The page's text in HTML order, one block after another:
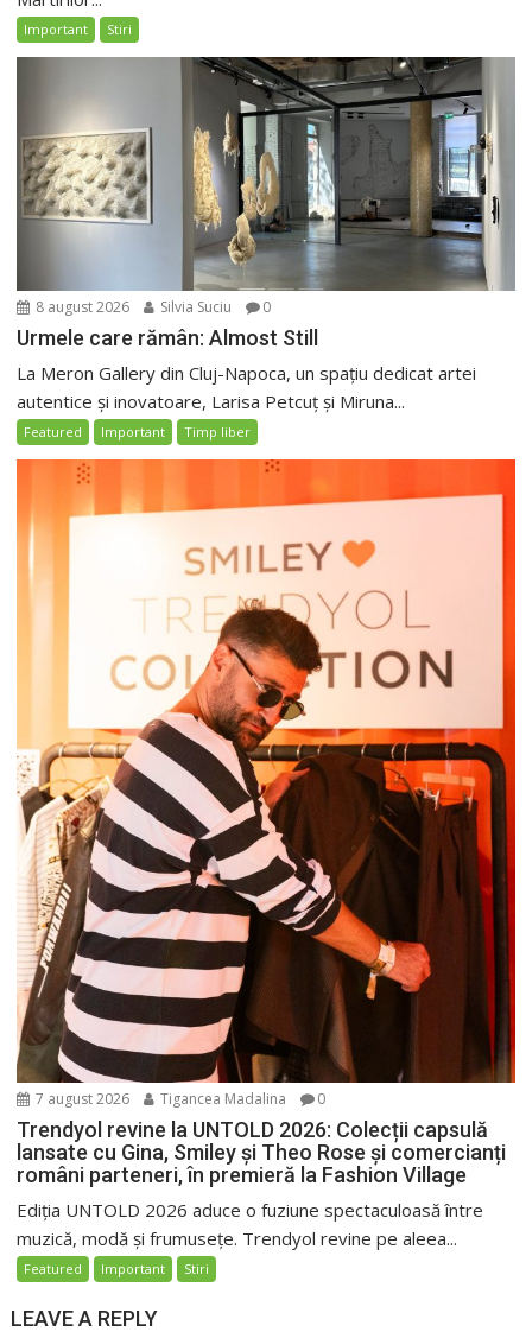
Important Stiri
8 august 2026 Silvia Suciu 0
Urmele care rămân: Almost Still
La Meron Gallery din Cluj-Napoca, un spațiu dedicat artei
autentice și inovatoare, Larisa Petcuț și Miruna...
Featured Important Timp liber
7 august 2026 Tigancea Madalina 0
Trendyol revine la UNTOLD 2026: Colecții capsulă
lansate cu Gina, Smiley și Theo Rose și comercianți
români parteneri, în premieră la Fashion Village
Ediția UNTOLD 2026 aduce o fuziune spectaculoasă între
muzică, modă și frumusețe. Trendyol revine pe aleea...
Featured Important Stiri
LEAVE A REPLY